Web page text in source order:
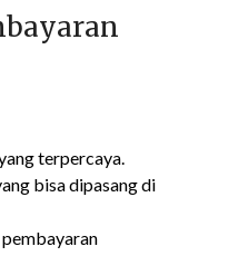
terpercaya.
bisa dipasang di